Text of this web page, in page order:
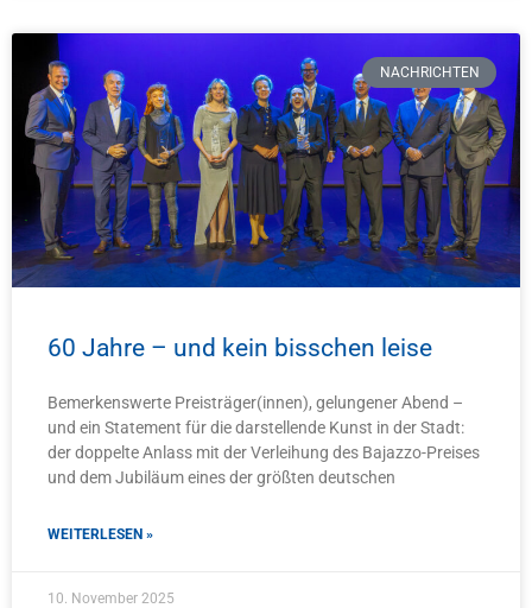
NACHRICHTEN
60 Jahre – und kein bisschen leise
Bemerkenswerte Preisträger(innen), gelungener Abend –
und ein Statement für die darstellende Kunst in der Stadt:
der doppelte Anlass mit der Verleihung des Bajazzo-Preises
und dem Jubiläum eines der größten deutschen
WEITERLESEN »
10. November 2025